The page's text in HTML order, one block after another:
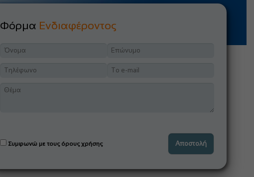
Φόρμα Ενδιαφέροντος
Συμφωνώ με τους όρους χρήσης